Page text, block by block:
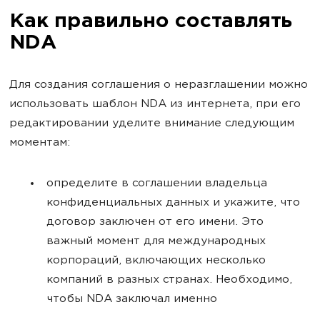
Как правильно составлять
NDA
Для создания соглашения о неразглашении можно
использовать шаблон NDA из интернета, при его
редактировании уделите внимание следующим
моментам:
определите в соглашении владельца
конфиденциальных данных и укажите, что
договор заключен от его имени. Это
важный момент для международных
корпораций, включающих несколько
компаний в разных странах. Необходимо,
чтобы NDA заключал именно